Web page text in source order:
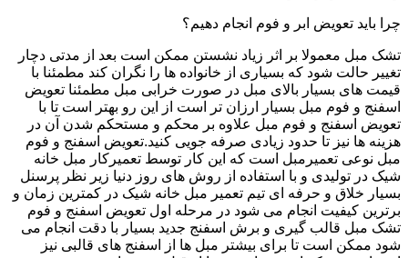
چرا باید تعویض ابر و فوم انجام دهیم؟
تشک مبل معمولا بر اثر زیاد نشستن ممکن است بعد از مدتی دچار
تغییر حالت شود که بسیاری از خانواده ها را نگران کند مطمئنا با
قیمت های بسیار بالای مبل در صورت خرابی مبل مطمئنا تعویض
اسفنج و فوم مبل بسیار ارزان تر است از این رو بهتر است تا با
تعویض اسفنج و فوم مبل علاوه بر محکم و مستحکم شدن آن در
هزینه ها نیز تا حدود زیادی صرفه جویی کنید.تعویض اسفنج و فوم
مبل نوعی تعمیرمبل است که این کار توسط تعمیرکار مبل خانه
شیک در تولیدی و با استفاده از روش های روز دنیا زیر نظر پرسنل
بسیار خلاق و حرفه ای تیم تعمیر مبل خانه شیک در کمترین زمان و
برترین کیفیت انجام می شود در مرحله اول تعویض اسفنج و فوم
تشک مبل قالب گیری و برش اسفنج جدید بسیار با دقت انجام می
شود ممکن است تا برای بیشتر مبل ها از اسفنج های قالبی نیز